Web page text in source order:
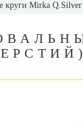
круги Mirka